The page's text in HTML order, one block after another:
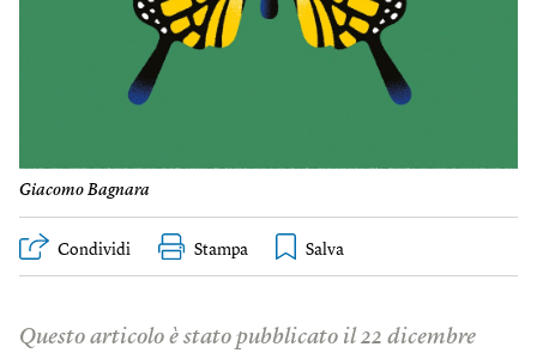
Giacomo Bagnara
Condividi Stampa
Questo articolo è stato pubblicato il 22 dicembre